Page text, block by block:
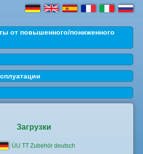
от повышенного/пониженного
Загрузки
ÜU TT Zubehör deutsch